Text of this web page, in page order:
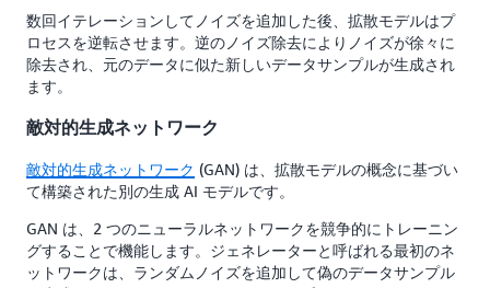
数回イテレーションしてノイズを追加した後、拡散モデルはプ
ロセスを逆転させます。逆のノイズ除去によりノイズが徐々に
除去され、元のデータに似た新しいデータサンプルが生成され
ます。
敵対的生成ネットワーク
敵対的生成ネットワーク (GAN) は、拡散モデルの概念に基づい
て構築された別の生成 AI モデルです。
GAN は、2 つのニューラルネットワークを競争的にトレーニン
グすることで機能します。ジェネレーターと呼ばれる最初のネ
ットワークは、ランダムノイズを追加して偽のデータサンプル